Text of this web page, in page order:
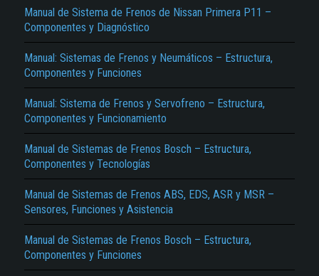
de Funcionamiento, Posición de Equilibrio, Retorno a la Posición de Reposo, Pedal
de Freno, Patín, Junta, Soporte del Pedal, Calzo, Servofreno, Montaje del
Tirador de Desenclavamiento, Pedal de Freno, Fuerza de Frenado, Neumáticos
Nuevos, Neumáticos Viejos, Consecuencias del Frenado, Fuerza de Frenado,
el Vehículo, Motor y Propulsión, Distancia de Parada, Fuerza y Dirección, Distancia
de Parada, Disposiciones Legales para la Instalación de Frenos en los Vehículos…
Manual de Sistema de Frenos de Nissan Primera P11 –
Componentes y Diagnóstico
Manual: Sistemas de Frenos y Neumáticos – Estructura,
Componentes y Funciones
Manual: Sistema de Frenos y Servofreno – Estructura,
Componentes y Funcionamiento
Manual de Sistemas de Frenos Bosch – Estructura,
Componentes y Tecnologías
Manual de Sistemas de Frenos ABS, EDS, ASR y MSR –
Sensores, Funciones y Asistencia
Manual de Sistemas de Frenos Bosch – Estructura,
Componentes y Funciones
El Título es incorrecto según el contenido.
Texto o Imagen de portada son erróneos.
Reportar otro tipo de error...